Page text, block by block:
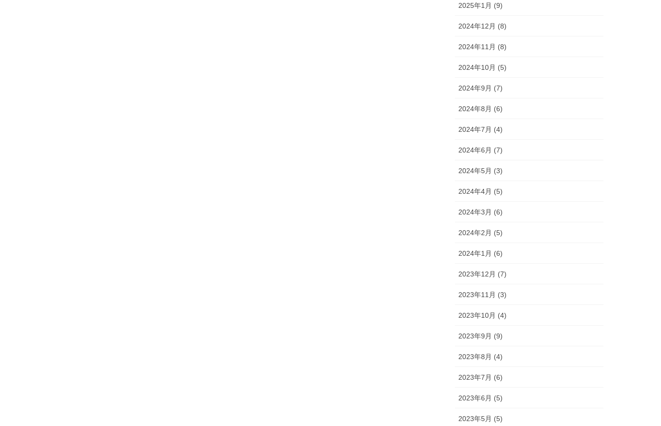
2025年1月 (9)
2024年12月 (8)
2024年11月 (8)
2024年10月 (5)
2024年9月 (7)
2024年8月 (6)
2024年7月 (4)
2024年6月 (7)
2024年5月 (3)
2024年4月 (5)
2024年3月 (6)
2024年2月 (5)
2024年1月 (6)
2023年12月 (7)
2023年11月 (3)
2023年10月 (4)
2023年9月 (9)
2023年8月 (4)
2023年7月 (6)
2023年6月 (5)
2023年5月 (5)